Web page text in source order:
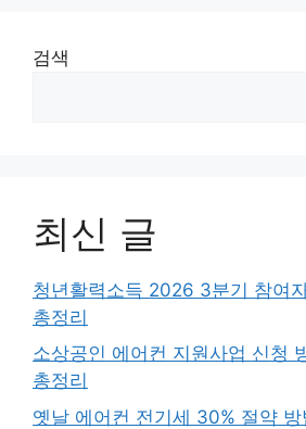
검색
최신 글
청년활력소득 2026 3분기 참여
총정리
소상공인 에어컨 지원사업 신청
총정리
옛날 에어컨 전기세 30% 절약 방